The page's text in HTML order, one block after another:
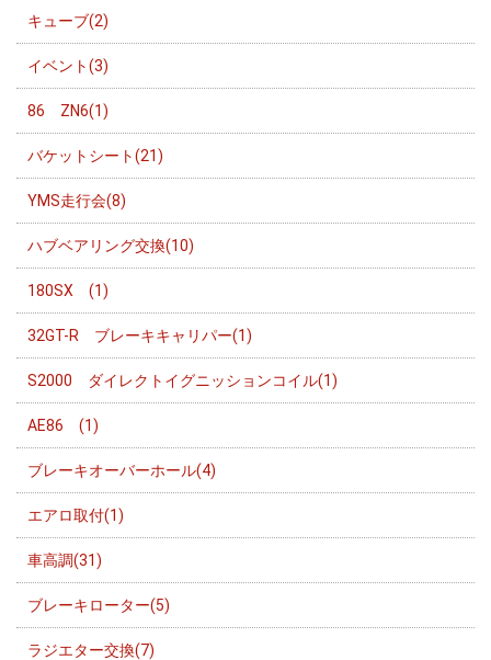
キューブ(2)
イベント(3)
86 ZN6(1)
バケットシート(21)
YMS走行会(8)
ハブベアリング交換(10)
180SX (1)
32GT-R ブレーキキャリパー(1)
S2000 ダイレクトイグニッションコイル(1)
AE86 (1)
ブレーキオーバーホール(4)
エアロ取付(1)
車高調(31)
ブレーキローター(5)
ラジエター交換(7)